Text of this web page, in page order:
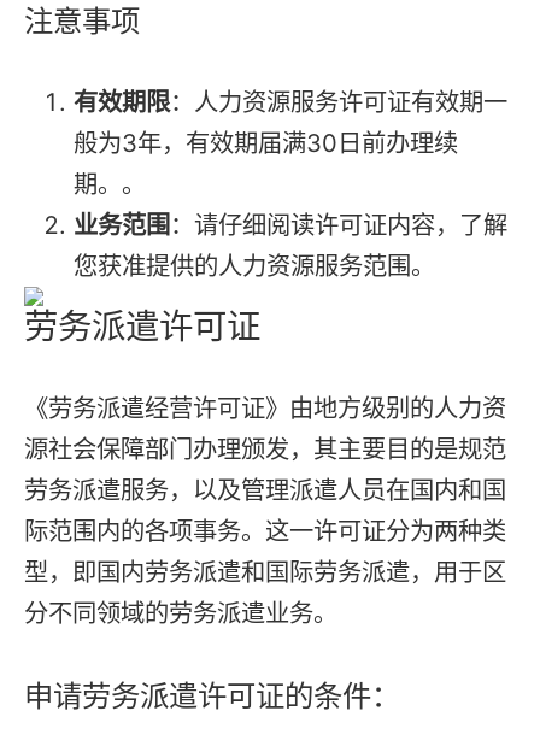
注意事项
有效期限：人力资源服务许可证有效期一
般为3年，有效期届满30日前办理续
期。。
业务范围 ：请仔细阅读许可证内容，了解
您获准提供的人力资源服务范围。
劳务派遣许可证
《劳务派遣经营许可证》由地方级别的人力资
源社会保障部门办理颁发，其主要目的是规范
劳务派遣服务，以及管理派遣人员在国内和国
际范围内的各项事务。这一许可证分为两种类
型，即国内劳务派遣和国际劳务派遣，用于区
分不同领域的劳务派遣业务。
申请劳务派遣许可证的条件：